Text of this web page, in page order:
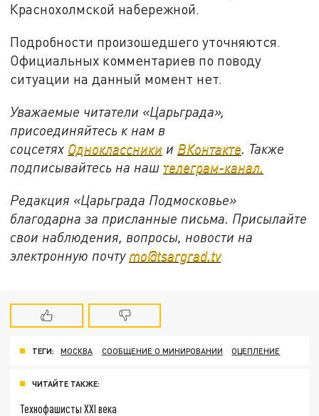
Краснохолмской набережной.
Подробности произошедшего уточняются.
Официальных комментариев по поводу
ситуации на данный момент нет.
Уважаемые читатели «Царьграда»,
присоединяйтесь к нам в
соцсетях Одноклассники и ВКонтакте. Также
подписывайтесь на наш телеграм-канал.
Редакция «Царьграда Подмосковье»
благодарна за присланные письма. Присылайте
свои наблюдения, вопросы, новости на
электронную почту mo@tsargrad.tv
ТЕГИ: МОСКВА СООБЩЕНИЕ О МИНИРОВАНИИ ОЦЕПЛЕНИЕ
ЧИТАЙТЕ ТАКЖЕ:
Технофашисты XXI века